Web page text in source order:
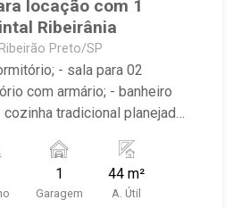
locação com 1
Ribeirânia
Preto/SP
- sala para 02
com armário; - banheiro
tradicional planejada;
pintado e aconchegante.
distância do Hospital São
Unaerp, Fórum de Ribeirão
1
Garagem
44 m²
A. Útil